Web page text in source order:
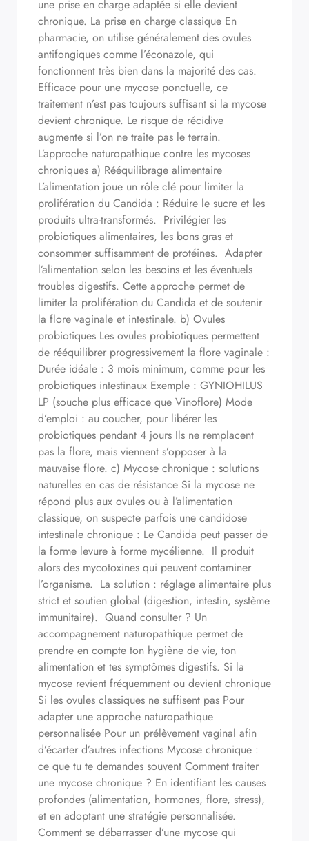
une prise en charge adaptée si elle devient
chronique. La prise en charge classique En
pharmacie, on utilise généralement des ovules
antifongiques comme l’éconazole, qui
fonctionnent très bien dans la majorité des cas.
Efficace pour une mycose ponctuelle, ce
traitement n’est pas toujours suffisant si la mycose
devient chronique. Le risque de récidive
augmente si l’on ne traite pas le terrain.
L’approche naturopathique contre les mycoses
chroniques a) Rééquilibrage alimentaire
L’alimentation joue un rôle clé pour limiter la
prolifération du Candida : Réduire le sucre et les
produits ultra-transformés. Privilégier les
probiotiques alimentaires, les bons gras et
consommer suffisamment de protéines. Adapter
l’alimentation selon les besoins et les éventuels
troubles digestifs. Cette approche permet de
limiter la prolifération du Candida et de soutenir
la flore vaginale et intestinale. b) Ovules
probiotiques Les ovules probiotiques permettent
de rééquilibrer progressivement la flore vaginale :
Durée idéale : 3 mois minimum, comme pour les
probiotiques intestinaux Exemple : GYNIOHILUS
LP (souche plus efficace que Vinoflore) Mode
d’emploi : au coucher, pour libérer les
probiotiques pendant 4 jours Ils ne remplacent
pas la flore, mais viennent s’opposer à la
mauvaise flore. c) Mycose chronique : solutions
naturelles en cas de résistance Si la mycose ne
répond plus aux ovules ou à l’alimentation
classique, on suspecte parfois une candidose
intestinale chronique : Le Candida peut passer de
la forme levure à forme mycélienne. Il produit
alors des mycotoxines qui peuvent contaminer
l’organisme. La solution : réglage alimentaire plus
strict et soutien global (digestion, intestin, système
immunitaire). Quand consulter ? Un
accompagnement naturopathique permet de
prendre en compte ton hygiène de vie, ton
alimentation et tes symptômes digestifs. Si la
mycose revient fréquemment ou devient chronique
Si les ovules classiques ne suffisent pas Pour
adapter une approche naturopathique
personnalisée Pour un prélèvement vaginal afin
d’écarter d’autres infections Mycose chronique :
ce que tu te demandes souvent Comment traiter
une mycose chronique ? En identifiant les causes
profondes (alimentation, hormones, flore, stress),
et en adoptant une stratégie personnalisée.
Comment se débarrasser d’une mycose qui